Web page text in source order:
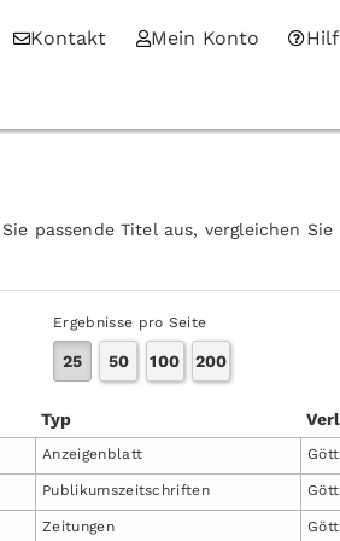
Kontakt Mein Konto
passende Titel aus, vergleichen
Ergebnisse pro Seite
25 50 100 200
Typ
Anzeigen­blatt
Publikums­zeitschriften
Zeitungen